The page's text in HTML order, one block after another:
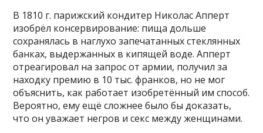
В 1810 г. парижский кондитер Николас Апперт
изобрёл консервирование: пища дольше
сохранялась в наглухо запечатанных стеклянных
банках, выдержанных в кипящей воде. Апперт
отреагировал на запрос от армии, получил за
находку премию в 10 тыс. франков, но не мог
объяснить, как работает изобретённый им способ.
Вероятно, ему ещё сложнее было бы доказать,
что он уважает негров и секс между женщинами.